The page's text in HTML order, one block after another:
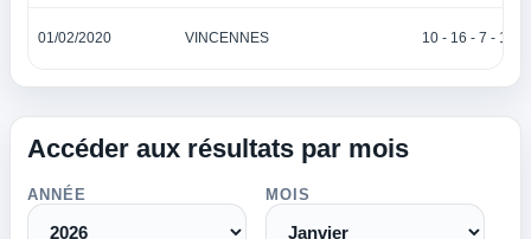
01/02/2020 VINCENNES 10 - 16 - 7 - 1 - 5
Accéder aux résultats par mois
ANNÉE MOIS